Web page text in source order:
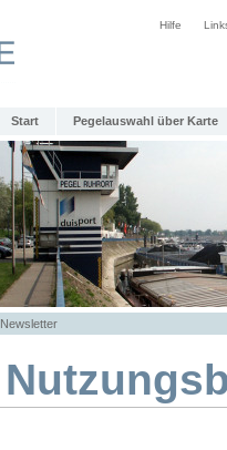
Hilfe
Start Pegelauswahl über Karte
Newsletter